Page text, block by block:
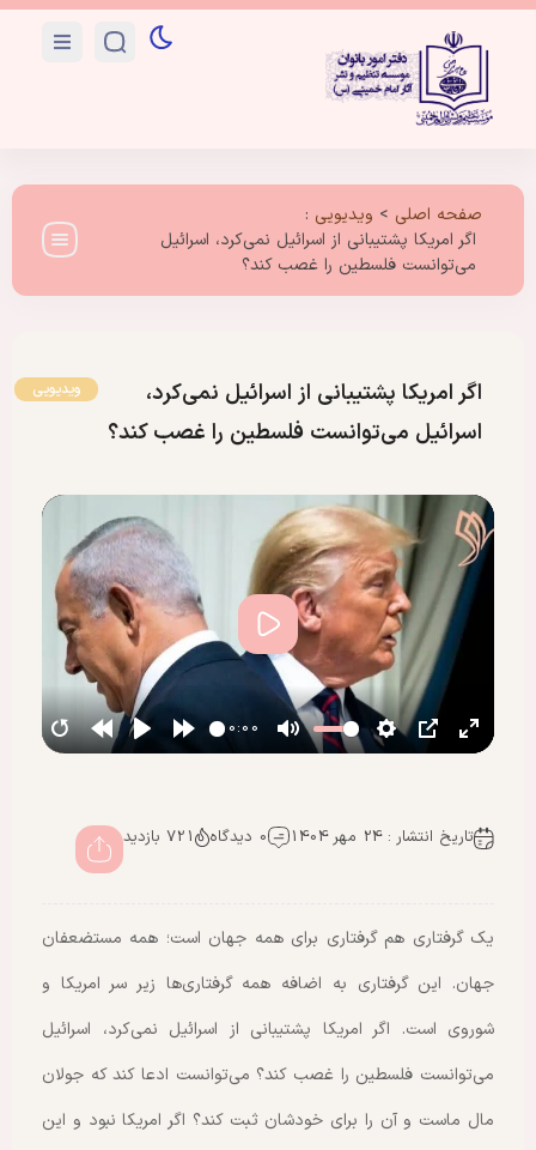
صفحه اصلی > ویدیویی :
اگر امریکا پشتیبانی از اسرائیل نمی‌کرد، اسرائیل
می‌توانست فلسطین را غصب کند؟
اگر امریکا پشتیبانی از اسرائیل نمی‌کرد،
اسرائیل می‌توانست فلسطین را غصب کند؟
ویدیویی
00:00
پخش
تاریخ انتشار : 24 مهر 1404 0 دیدگاه 721 بازدید
یک گرفتاری هم گرفتاری برای همه جهان است؛ همه مستضعفان
جهان. این‌ گرفتاری به اضافه همه گرفتاری‌ها زیر سر امریکا و
شوروی است. اگر امریکا پشتیبانی از اسرائیل نمی‌کرد، اسرائیل
می‌توانست فلسطین را غصب کند؟ می‌توانست ادعا کند که جولان
مال ماست و آن را برای خودشان ثبت کند؟ اگر امریکا نبود و این